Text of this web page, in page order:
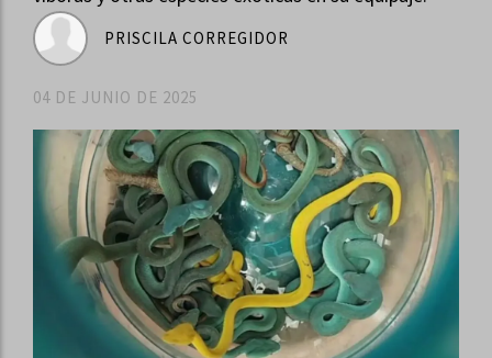
04 DE JUNIO DE 2025
PRISCILA CORREGIDOR